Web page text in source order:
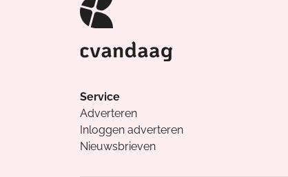
Service
Adverteren
Inloggen adverteren
Nieuwsbrieven